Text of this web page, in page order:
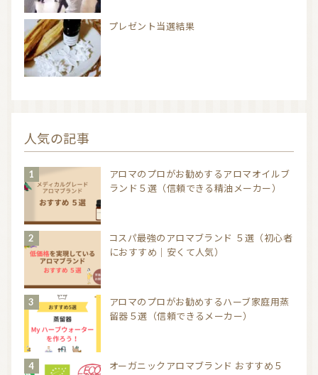
プレゼント当選結果
人気の記事
アロマのプロがお勧めするアロマオイルブ
ランド５選（信頼できる精油メーカー）
コスパ最強のアロマブランド ５選（初心者
におすすめ｜安くて人気）
アロマのプロがお勧めするハーブ家庭用蒸
留器５選（信頼できるメーカー）
オーガニックアロマブランド おすすめ５